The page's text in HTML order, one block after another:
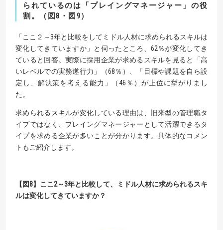
られているのは「プレイングマネージャー」の役
割。（図8・図9）
「ここ２～3年と比較をしてミドル人材に求められるスキルは
変化してきていますか」と伺ったところ、62％が変化してき
ていると回答。実際に採用企業が求めるスキルを見ると「高
いレベルでの実務遂行力」（68％）、「目標や課題を自ら設
定し、解決策を考える能力」（46％）が上位に挙がりまし
た。
求められるスキルが変化している理由は、旧来型の管理職タ
イプではなく、プレイングマネージャーとして活躍できるタ
イプを求める企業が多いことが分かります。具体的なコメン
トもご紹介します。
【図8】ここ2～3年と比較して、ミドル人材に求められるスキ
ルは変化してきていますか？